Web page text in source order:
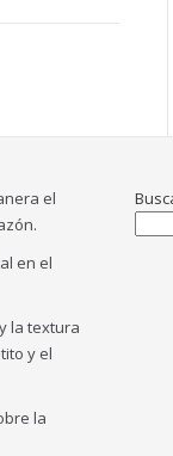
el
en el
la textura
y el
la